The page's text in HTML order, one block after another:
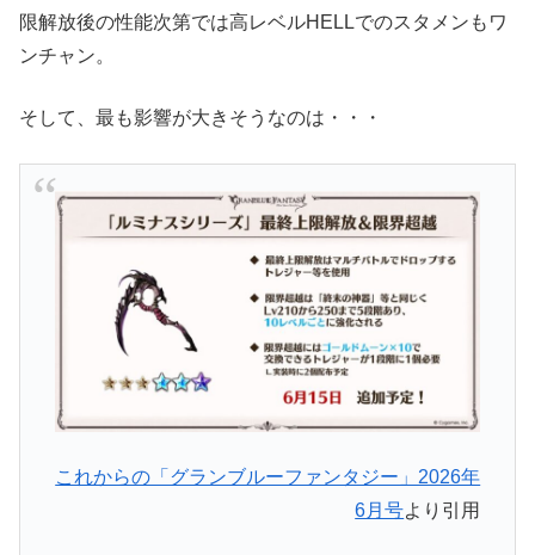
限解放後の性能次第では高レベルHELLでのスタメンもワ
ンチャン。
そして、最も影響が大きそうなのは・・・
これからの「グランブルーファンタジー」2026年
6月号より引用